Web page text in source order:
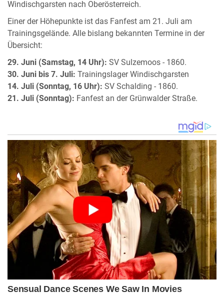
Windischgarsten nach Oberösterreich.
Einer der Höhepunkte ist das Fanfest am 21. Juli am
Trainingsgelände. Alle bislang bekannten Termine in der
Übersicht:
29. Juni (Samstag, 14 Uhr): SV Sulzemoos - 1860.
30. Juni bis 7. Juli: Trainingslager Windischgarsten
14. Juli (Sonntag, 16 Uhr): SV Schalding - 1860.
21. Juli (Sonntag): Fanfest an der Grünwalder Straße.